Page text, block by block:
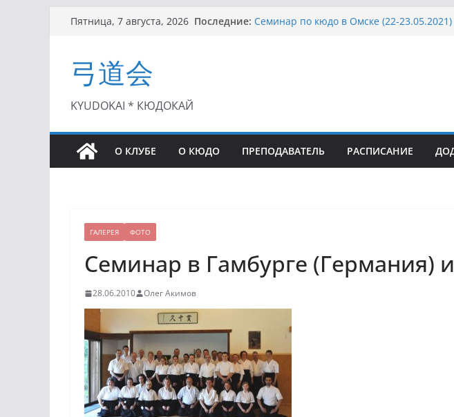
Перейти
Пятница, 7 августа, 2026 Последние: Семинар по кюдо в Омске (22-23.05.2021)
弓道会
KYUDOKAI * КЮДОКАЙ
О КЛУБЕ О КЮДО ПРЕПОДАВАТЕЛЬ РАСПИСАНИЕ
ГАЛЕРЕЯ ФОТО
Семинар в Гамбурге (Германия)
28.06.2010 Олег Акимов